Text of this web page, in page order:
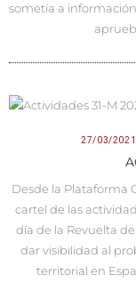
sometía a
27/03/2021
Desde la Plataforma
cartel de las
día de la Revuelta
dar visibilidad al
territorial en